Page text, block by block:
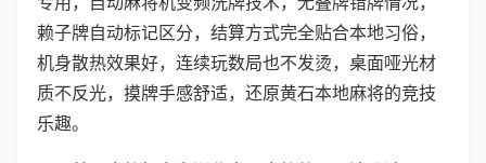
赖子牌自动标记区分，结算方式完全贴合本地习俗，
机身散热效果好，连续玩数局也不发烫，桌面哑光材
质不反光，摸牌手感舒适，还原黄石本地麻将的竞技
乐趣。